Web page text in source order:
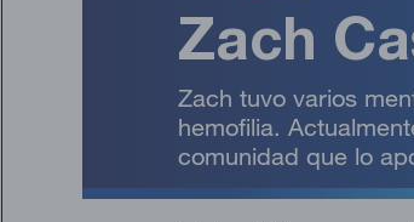
Zach
Zach tuvo varios
hemofilia.
comunidad que lo